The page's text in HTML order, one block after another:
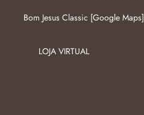
Bom Jesus Classic [Google Maps]
LOJA VIRTUAL